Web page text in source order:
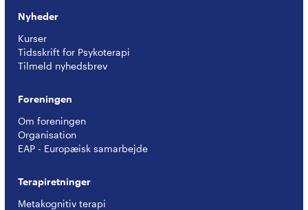
Nyheder
Kurser
Tidsskrift for Psykoterapi
Tilmeld nyhedsbrev
Foreningen
Om foreningen
Organisation
EAP - Europæisk samarbejde
Terapiretninger
Metakognitiv terapi